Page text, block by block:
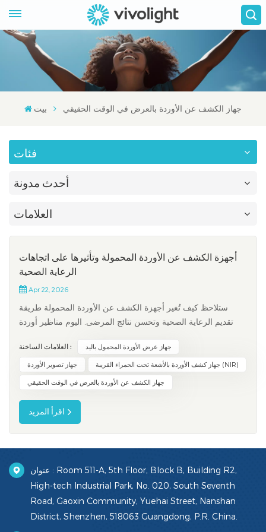
بيت جهاز الكشف عن الأوردة بالعرض في الوقت الحقيقي
فئات
أحدث مدونة
العلامات
أجهزة الكشف عن الأوردة المحمولة وتأثيرها على اتجاهات
الرعاية الصحية
Apr 22, 2026
ستلاحظ كيف تُغير أجهزة الكشف عن الأوردة المحمولة طريقة
تقديم الرعاية الصحية وتحسن نتائج المرضى. اليوم مناظير أوردة
الإجراءات على المرضى ومقدمي الرعاية الصحية على حدٍ سواء.
ويُوفر التقدم التكنولوجي في أجهزة الكشف عن الأوردة المحمولة
العلامات الساخنة : جهاز عرض الأوردة المحمول باليد
جهاز تصوير الأوردة جهاز كشف الأوردة بالأشعة تحت الحمراء القريبة (NIR)
جهاز الكشف عن الأوردة بالعرض في الوقت الحقيقي
اقرأ المزيد
عنوان : Room 511-A, 5th Floor, Block B, Building R2,
High-tech Industrial Park, No. 020, South Seventh
Road, Gaoxin Community, Yuehai Street, Nanshan
District, Shenzhen, 518063 Guangdong, P.R. China.